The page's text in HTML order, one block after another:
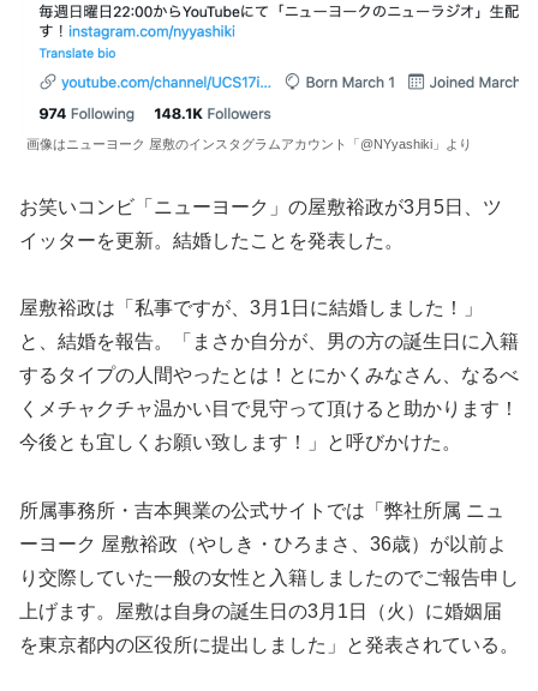
画像はニューヨーク 屋敷のインスタグラムアカウント「@NYyashiki」より
お笑いコンビ「ニューヨーク」の屋敷裕政が3月5日、ツ
イッターを更新。結婚したことを発表した。
屋敷裕政は「私事ですが、3月1日に結婚しました！」
と、結婚を報告。「まさか自分が、男の方の誕生日に入籍
するタイプの人間やったとは！とにかくみなさん、なるべ
くメチャクチャ温かい目で見守って頂けると助かります！
今後とも宜しくお願い致します！」と呼びかけた。
所属事務所・吉本興業の公式サイトでは「弊社所属 ニュ
ーヨーク 屋敷裕政（やしき・ひろまさ、36歳）が以前よ
り交際していた一般の女性と入籍しましたのでご報告申し
上げます。屋敷は自身の誕生日の3月1日（火）に婚姻届
を東京都内の区役所に提出しました」と発表されている。